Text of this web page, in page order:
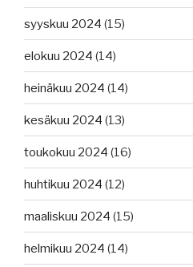
syyskuu 2024 (15)
elokuu 2024 (14)
heinäkuu 2024 (14)
kesäkuu 2024 (13)
toukokuu 2024 (16)
huhtikuu 2024 (12)
maaliskuu 2024 (15)
helmikuu 2024 (14)